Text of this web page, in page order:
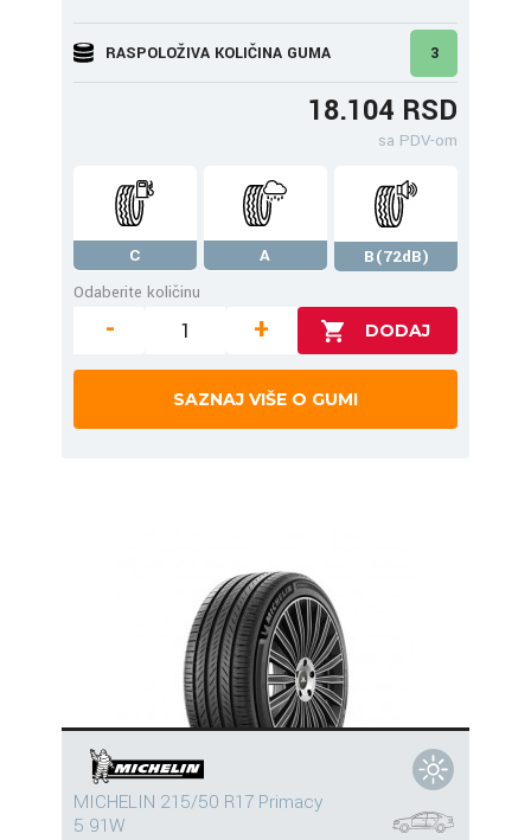
RASPOLOŽIVA KOLIČINA GUMA 3
18.104 RSD
sa PDV-om
C A
B(72dB)
Odaberite količinu
- +
SAZNAJ VIŠE O GUMI
MICHELIN 215/50 R17 Primacy
5 91W